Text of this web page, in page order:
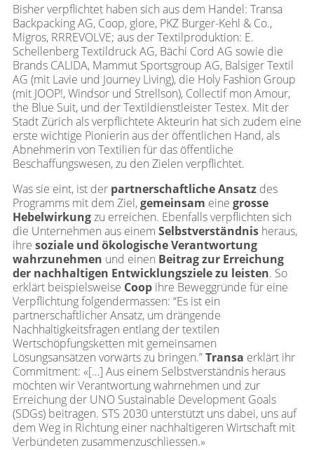
Bisher verpflichtet haben sich aus dem Handel: Transa
Backpacking AG, Coop, glore, PKZ Burger-Kehl & Co.,
Migros, RRREVOLVE; aus der Textilproduktion: E.
Schellenberg Textildruck AG, Bächi Cord AG sowie die
Brands CALIDA, Mammut Sportsgroup AG, Balsiger Textil
AG (mit Lavie und Journey Living), die Holy Fashion Group
(mit JOOP!, Windsor und Strellson), Collectif mon Amour,
the Blue Suit, und der Textildienstleister Testex. Mit der
Stadt Zürich als verpflichtete Akteurin hat sich zudem eine
erste wichtige Pionierin aus der öffentlichen Hand, als
Abnehmerin von Textilien für das öffentliche
Beschaffungswesen, zu den Zielen verpflichtet.
Was sie eint, ist der partnerschaftliche Ansatz des
Programms mit dem Ziel,gemeinsam eine grosse
Hebelwirkungzu erreichen. Ebenfalls verpflichten sich
die Unternehmen aus einem Selbstverständnis heraus,
ihre soziale und ökologische Verantwortung
wahrzunehmen und einen Beitrag zur Erreichung
der nachhaltigen Entwicklungsziele zu leisten. So
erklärt beispielsweise Coop ihre Beweggründe für eine
Verpflichtung folgendermassen: “​​Es ist ein
partnerschaftlicher Ansatz, um drängende
Nachhaltigkeitsfragen entlang der textilen
Wertschöpfungsketten mit gemeinsamen
Lösungsansätzen vorwärts zu bringen.”Transa erklärt ihr
Commitment: «[…] Aus einem Selbstverständnis heraus
möchten wir Verantwortung wahrnehmen und zur
Erreichung der UNO Sustainable Development Goals
(SDGs) beitragen. STS 2030 unterstützt uns dabei, uns auf
dem Weg in Richtung einer nachhaltigeren Wirtschaft mit
Verbündeten zusammenzuschliessen.»